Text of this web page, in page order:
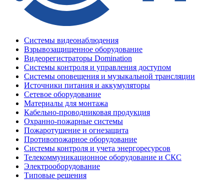
Системы видеонаблюдения
Взрывозащищенное оборудование
Видеорегистраторы Domination
Системы контроля и управления доступом
Системы оповещения и музыкальной трансляции
Источники питания и аккумуляторы
Сетевое оборудование
Материалы для монтажа
Кабельно-проводниковая продукция
Охранно-пожарные системы
Пожаротушение и огнезащита
Противопожарное оборудование
Системы контроля и учета энергоресурсов
Телекоммуникационное оборудование и СКС
Электрооборудование
Типовые решения